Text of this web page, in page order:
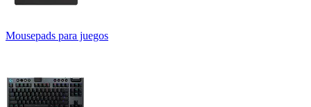
Mousepads para juegos